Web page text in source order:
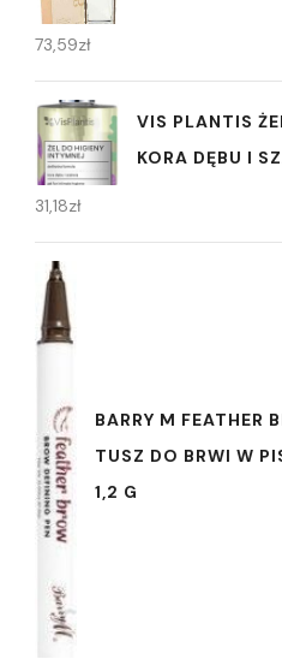
73,59zł
VIS PLANTIS
KORA DĘBU I
31,18zł
BARRY M FEATHER
TUSZ DO BRWI W
1,2 G